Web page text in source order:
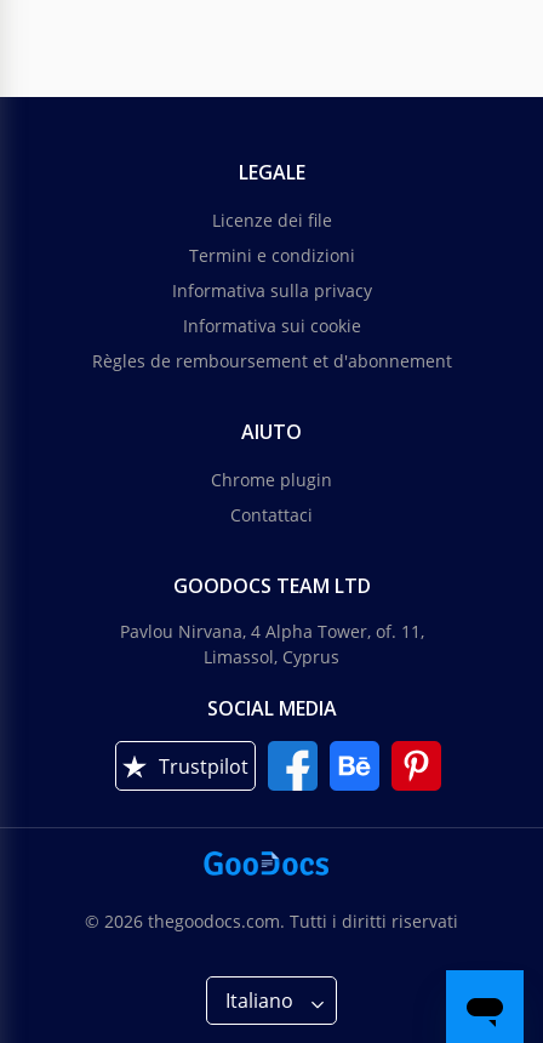
LEGALE
Licenze dei file
Termini e condizioni
Informativa sulla privacy
Informativa sui cookie
Règles de remboursement et d'abonnement
AIUTO
Chrome plugin
Contattaci
GOODOCS TEAM LTD
Pavlou Nirvana, 4 Alpha Tower, of. 11,
Limassol, Cyprus
SOCIAL MEDIA
Trustpilot
© 2026 thegoodocs.com. Tutti i diritti riservati
Italiano